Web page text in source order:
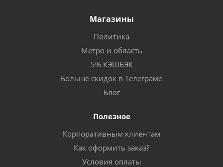
Магазины
Политика
Метро и область
5% КЭШБЭК
Больше скидок в Телеграме
Блог
Полезное
Корпоративным клиентам
Как оформить заказ?
Условия оплаты